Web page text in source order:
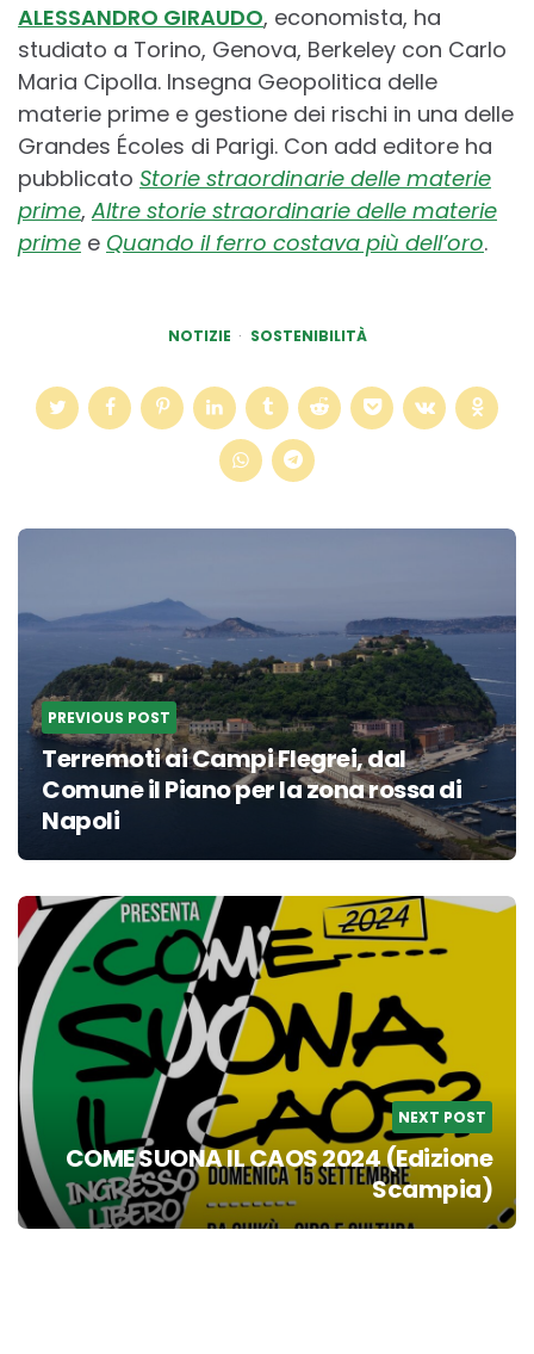
ALESSANDRO GIRAUDO, economista, ha
studiato a Torino, Genova, Berkeley con Carlo
Maria Cipolla. Insegna Geopolitica delle
materie prime e gestione dei rischi in una delle
Grandes Écoles di Parigi. Con add editore ha
pubblicato Storie straordinarie delle materie
prime, Altre storie straordinarie delle materie
prime e Quando il ferro costava più dell’oro.
NOTIZIE SOSTENIBILITÀ
Post
PREVIOUS POST
Terremoti ai Campi Flegrei, dal
Comune il Piano per la zona rossa di
Napoli
NEXT POST
COME SUONA IL CAOS 2024 (Edizione
Scampia)